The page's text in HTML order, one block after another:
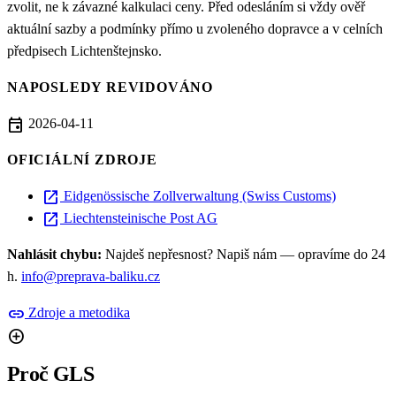
zvolit, ne k závazné kalkulaci ceny. Před odesláním si vždy ověř
aktuální sazby a podmínky přímo u zvoleného dopravce a v celních
předpisech Lichtenštejnsko.
NAPOSLEDY REVIDOVÁNO
event 2026-04-11
OFICIÁLNÍ ZDROJE
open_in_new Eidgenössische Zollverwaltung (Swiss Customs)
open_in_new Liechtensteinische Post AG
Nahlásit chybu: Najdeš nepřesnost? Napiš nám — opravíme do 24
h. info@preprava-baliku.cz
link Zdroje a metodika
add_circle
Proč GLS